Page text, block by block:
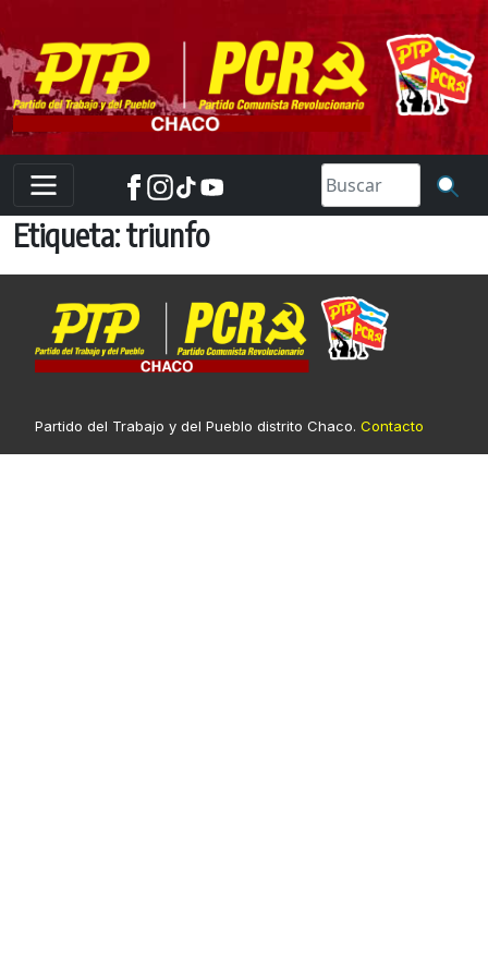
to
content
Etiqueta:triunfo
Partido del Trabajo y del Pueblo distrito Chaco. Contacto